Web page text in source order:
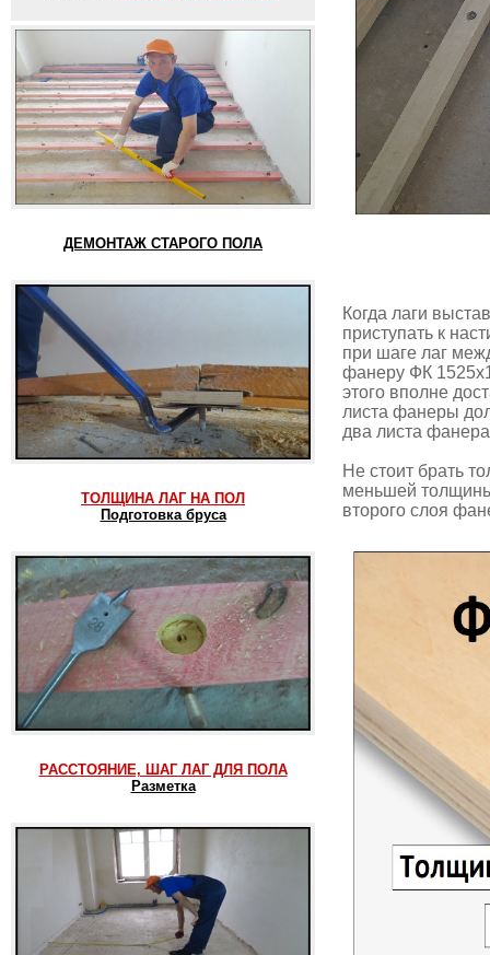
ДЕМОНТАЖ СТАРОГО ПОЛА
ТОЛЩИНА ЛАГ НА ПОЛ
Подготовка бруса
РАССТОЯНИЕ, ШАГ ЛАГ ДЛЯ ПОЛА
Разметка
Когда лаги
приступать к
при шаге лаг
фанеру ФК
этого вполне
листа фанеры
два листа
Не стоит брать
меньшей толщины
второго слоя